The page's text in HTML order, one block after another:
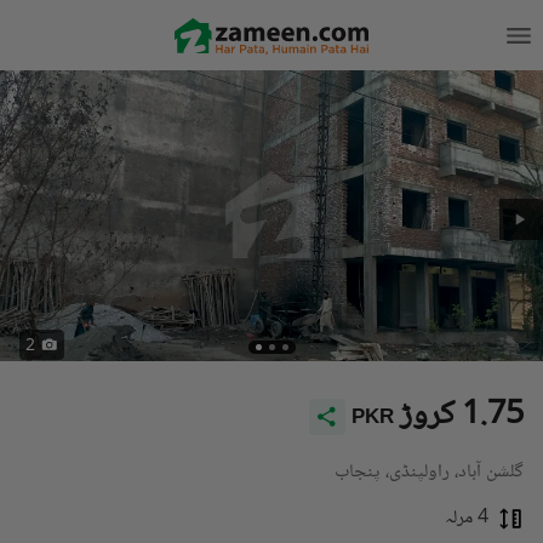
2
PKR 1.75 کروڑ
گلشن آباد، راولپنڈی، پنجاب
4 مرلہ